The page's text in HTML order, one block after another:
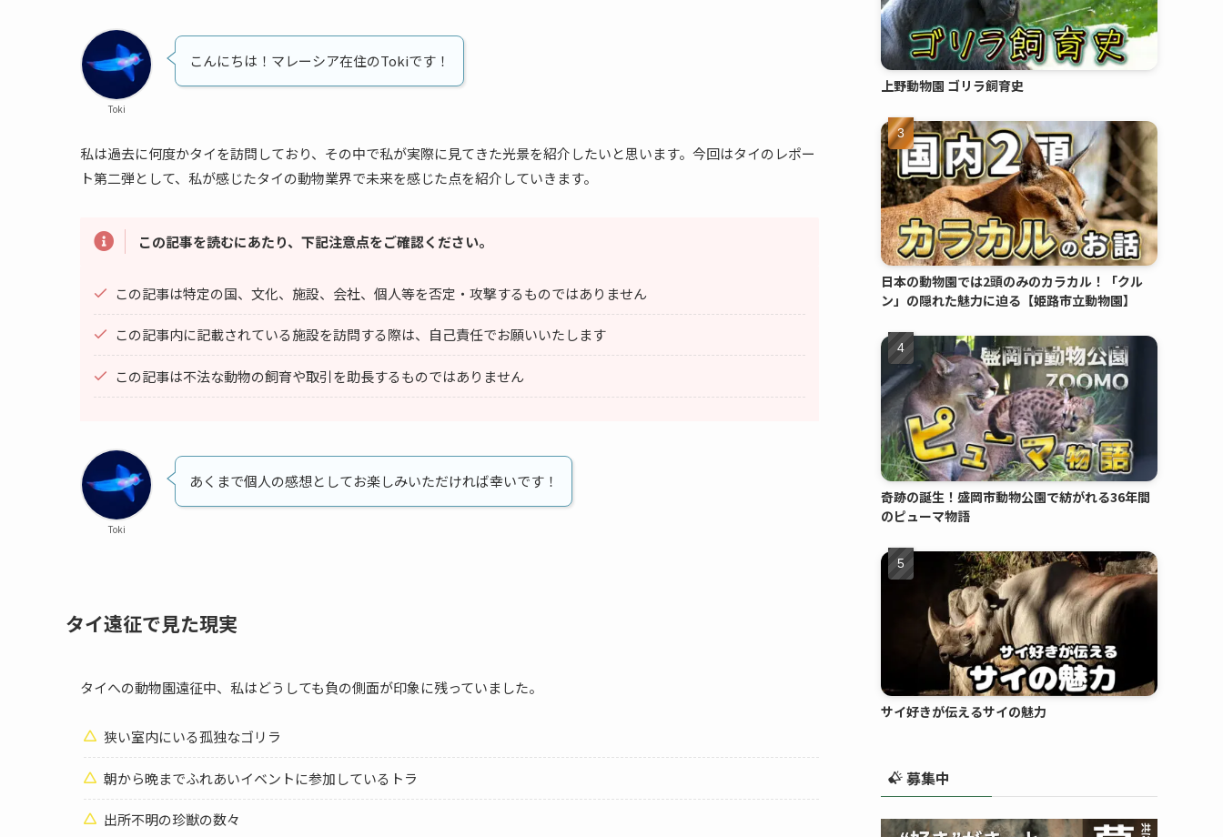
Toki
こんにちは！マレーシア在住のTokiです！
私は過去に何度かタイを訪問しており、その中で私が実際に見てきた光景を紹介したいと思います。今回はタイのレポー
ト第二弾として、私が感じたタイの動物業界で未来を感じた点を紹介していきます。
この記事を読むにあたり、下記注意点をご確認ください。
この記事は特定の国、文化、施設、会社、個人等を否定・攻撃するものではありません
この記事内に記載されている施設を訪問する際は、自己責任でお願いいたします
この記事は不法な動物の飼育や取引を助長するものではありません
Toki
あくまで個人の感想としてお楽しみいただければ幸いです！
タイ遠征で見た現実
タイへの動物園遠征中、私はどうしても負の側面が印象に残っていました。
狭い室内にいる孤独なゴリラ
朝から晩までふれあいイベントに参加しているトラ
出所不明の珍獣の数々
上野動物園 ゴリラ飼育史
日本の動物園では2頭のみのカラカル！「クル
ン」の隠れた魅力に迫る【姫路市立動物園】
奇跡の誕生！盛岡市動物公園で紡がれる36年間
のピューマ物語
サイ好きが伝えるサイの魅力
募集中